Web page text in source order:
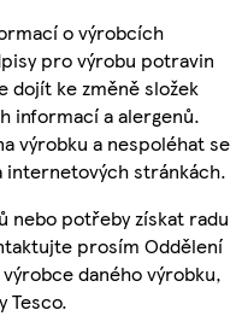
o výrobcích
pro výrobu potravin
dojít ke změně složek
informací a alergenů.
výrobku a nespoléhat se
internetových stránkách.
nebo potřeby získat radu
prosím Oddělení
daného výrobku,
Tesco.